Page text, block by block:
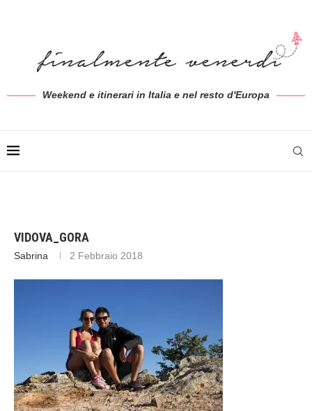
Weekend e itinerari in Italia e nel resto d'Europa
VIDOVA_GORA
Sabrina 2 Febbraio 2018